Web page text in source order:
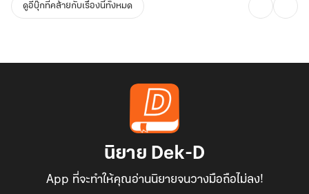
ดูอีบุ๊กที่คล้ายกับเรื่องนี้ทั้งหมด
นิยาย Dek-D
App ที่จะทำให้คุณอ่านนิยายจนวางมือถือไม่ลง!